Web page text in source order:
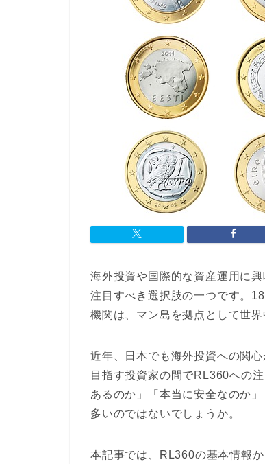
海外投資や国際的な資産運用に
注目すべき選択肢の一つです。
機関は、マン島を拠点として世
近年、日本でも海外投資への関
目指す投資家の間でRL360への
あるのか」「本当に安全なのか
多いのではないでしょうか。
本記事では、RL360の基本情報